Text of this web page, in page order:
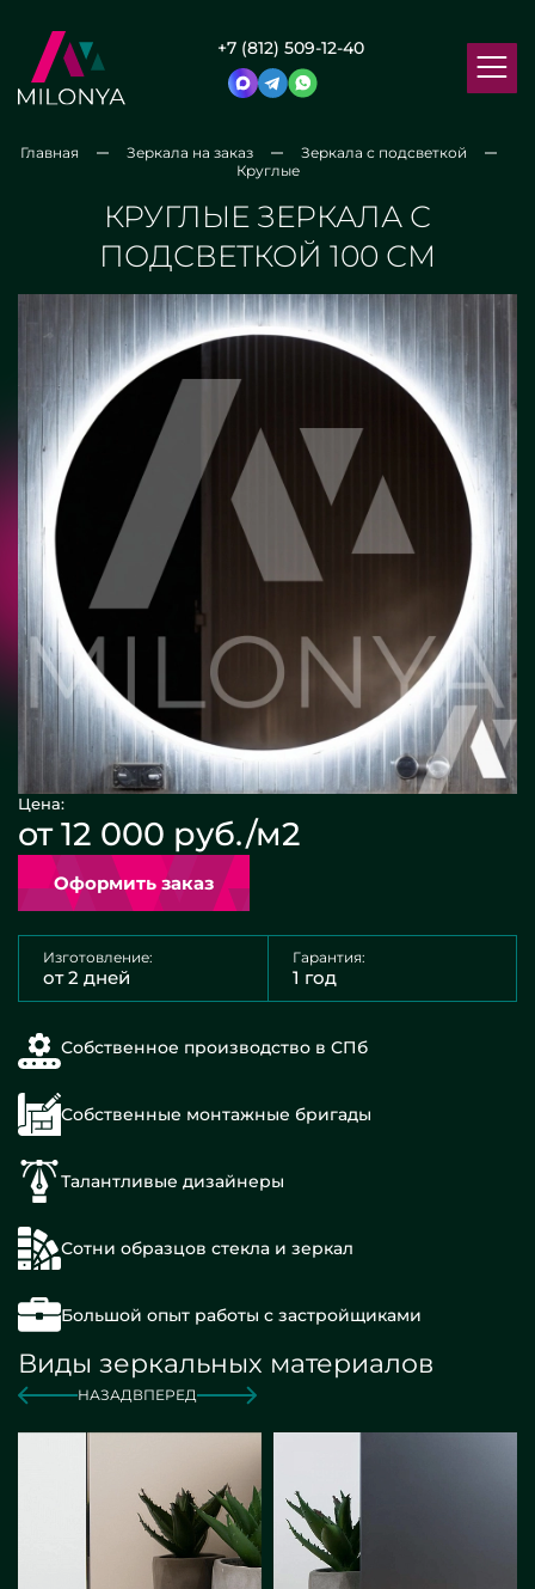
+7 (812) 509-12-40
Главная Зеркала на заказ
Зеркала с подсветкой
Круглые
КРУГЛЫЕ ЗЕРКАЛА С
ПОДСВЕТКОЙ 100 СМ
Цена:
от 12 000 руб./м2
Оформить заказ
Изготовление:
от 2 дней
Гарантия:
1 год
Собственное производство в СПб
Собственные монтажные бригады
Талантливые дизайнеры
Сотни образцов стекла и зеркал
Большой опыт работы с застройщиками
Виды зеркальных материалов
НАЗАДВПЕРЕД